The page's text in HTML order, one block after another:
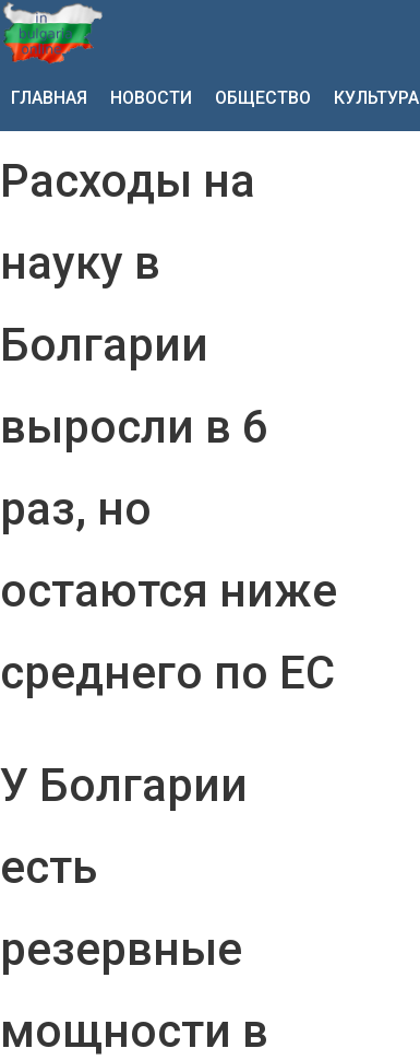
ГЛАВНАЯ НОВОСТИ ОБЩЕСТВО КУЛЬТУРА
Расходы на
науку в
Болгарии
выросли в 6
раз, но
остаются ниже
среднего по ЕС
У Болгарии
есть
резервные
мощности в